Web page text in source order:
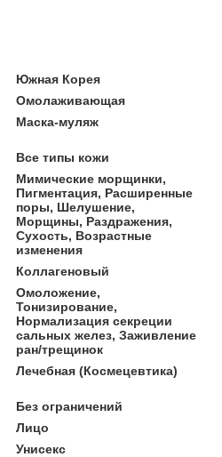
Южная Корея
Омолаживающая
Маска-муляж
Все типы кожи
Мимические морщинки,
Пигментация, Расширенные
поры, Шелушение,
Морщины, Раздражения,
Сухость, Возрастные
изменения
Коллагеновый
Омоложение,
Тонизирование,
Нормализация секреции
сальных желез, Заживление
ран/трещинок
Лечебная (Космецевтика)
Без ограничений
Лицо
Унисекс